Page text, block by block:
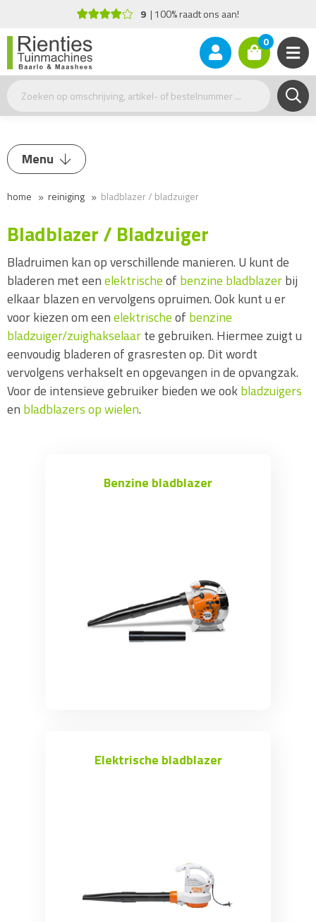
9
100% raadt ons aan!
0
Menu
Hogedrukreiniger
Bladblazer / Bladzuiger
Benzine bladblazer
Elektrische bladblazer
Accu bladblazer
Benzine bladblazer op wielen
Elektrische bladzuiger
Benzine bladzuiger
Benzine bladzuiger op wielen
Accessoires / Toebehoren
home reiniging bladblazer / bladzuiger
Bladblazer / Bladzuiger
Bladruimen kan op verschillende manieren. U kunt de
bladeren met eenelektrischeof benzine bladblazerbij
elkaar blazen en vervolgens opruimen. Ook kunt u er
voor kiezen om eenelektrischeof benzine
bladzuiger/zuighakselaarte gebruiken. Hiermee zuigt u
eenvoudig bladeren of grasresten op. Dit wordt
vervolgens verhakselt en opgevangen in de opvangzak.
Voor de intensieve gebruiker bieden we ookbladzuigers
en bladblazers op wielen.
Benzine bladblazer
Elektrische bladblazer